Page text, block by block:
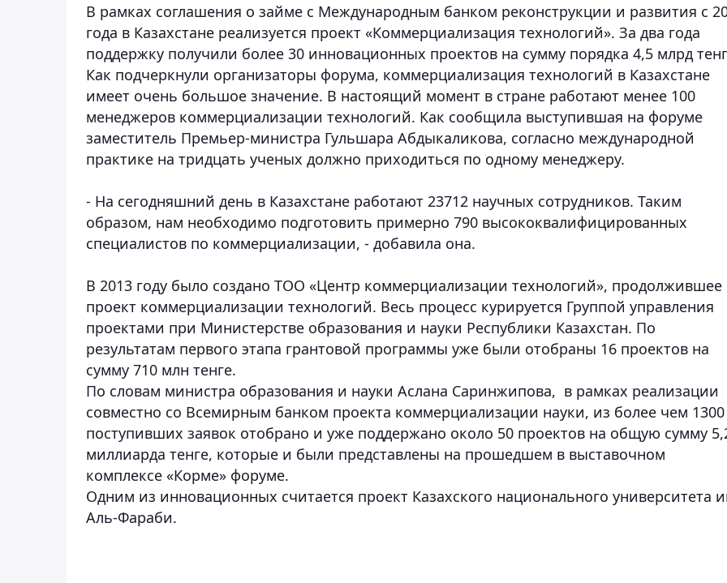
В рамках соглашения о займе с Международным банком реконструкции и развития с
года в Казахстане реализуется проект «Коммерциализация технологий». За два года
поддержку получили более 30 инновационных проектов на сумму порядка 4,5 млрд
Как подчеркнули организаторы форума, коммерциализация технологий в Казахстане
имеет очень большое значение. В настоящий момент в стране работают менее 100
менеджеров коммерциализации технологий. Как сообщила выступившая на форуме
заместитель Премьер-министра Гульшара Абдыкаликова, согласно международной
практике на тридцать ученых должно приходиться по одному менеджеру.
- На сегодняшний день в Казахстане работают 23712 научных сотрудников. Таким
образом, нам необходимо подготовить примерно 790 высококвалифицированных
специалистов по коммерциализации, - добавила она.
В 2013 году было создано ТОО «Центр коммерциализации технологий», продолжившее
проект коммерциализации технологий. Весь процесс курируется Группой управления
проектами при Министерстве образования и науки Республики Казахстан. По
результатам первого этапа грантовой программы уже были отобраны 16 проектов на
сумму 710 млн тенге.
По словам министра образования и науки Аслана Саринжипова, в рамках реализации
совместно со Всемирным банком проекта коммерциализации науки, из более чем 1300
поступивших заявок отобрано и уже поддержано около 50 проектов на общую сумму
миллиарда тенге, которые и были представлены на прошедшем в выставочном
комплексе «Корме» форуме.
Одним из инновационных считается проект Казахского национального университета
Аль-Фараби.